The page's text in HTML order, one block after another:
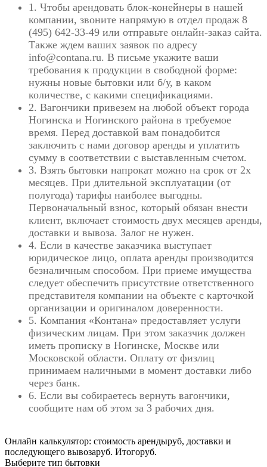
1. Чтобы арендовать блок-конейнеры в нашей
компании, звоните напрямую в отдел продаж 8
(495) 642-33-49 или отправьте онлайн-заказ сайта.
Также ждем ваших заявок по адресу
info@contana.ru. В письме укажите ваши
требования к продукции в свободной форме:
нужны новые бытовки или б/у, в каком
количестве, с какими спецификациями.
2. Вагончики привезем на любой объект города
Ногинска и Ногинского района в требуемое
время. Перед доставкой вам понадобится
заключить с нами договор аренды и уплатить
сумму в соответствии с выставленным счетом.
3. Взять бытовки напрокат можно на срок от 2х
месяцев. При длительной эксплуатации (от
полугода) тарифы наиболее выгодны.
Первоначальный взнос, который обязан внести
клиент, включает стоимость двух месяцев аренды,
доставки и вывоза. Залог не нужен.
4. Если в качестве заказчика выступает
юридическое лицо, оплата аренды производится
безналичным способом. При приеме имущества
следует обеспечить присутствие ответственного
представителя компании на объекте с карточкой
организации и оригиналом доверенности.
5. Компания «Контана» предоставляет услуги
физическим лицам. При этом заказчик должен
иметь прописку в Ногинске, Москве или
Московской области. Оплату от физлиц
принимаем наличными в момент доставки либо
через банк.
6. Если вы собираетесь вернуть вагончики,
сообщите нам об этом за 3 рабочих дня.
Онлайн калькулятор: стоимость арендыруб, доставки и
последующего вывозаруб. Итогоруб.
Выберите тип бытовки